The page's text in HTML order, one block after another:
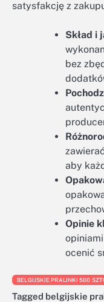
satysfakcję z
Skład i
bez
aby
Opinie
ocenić
BELGIJSKIE PRALINKI 500
Tagged belgijskie